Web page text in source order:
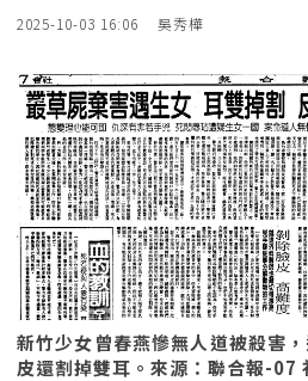
2025-10-03 16:06 吳秀樺
新竹少女曾春燕慘無人道被殺害
皮還割掉雙耳。來源：聯合報-